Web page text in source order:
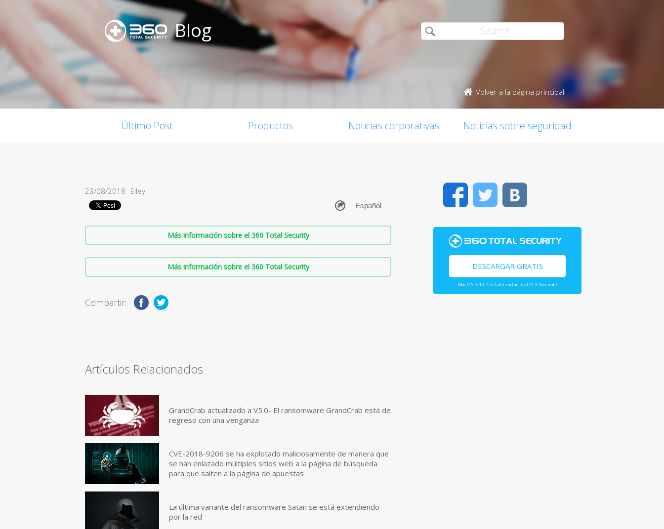
Blog
Volver a la página principal
Último Post Productos Noticias corporativas Noticias sobre seguridad
23/08/2018 Elley
Más información sobre el 360 Total Security
Más información sobre el 360 Total Security
Compartir:
Artículos Relacionados
GrandCrab actualizado a V5.0- El ransomware GrandCrab está de
regreso con una venganza
CVE-2018-9206 se ha explotado maliciosamente de manera que
se han enlazado múltiples sitios web a la página de búsqueda
para que salten a la página de apuestas
La última variante del ransomware Satan se está extendiendo
por la red
FacebookTwitter
DESCARGAR GRATIS
Mac OS X 10.7 or later including OS X Yosemite